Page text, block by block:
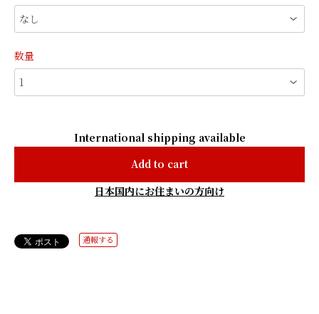
数量
International shipping available
Add to cart
日本国内にお住まいの方向け
通報する